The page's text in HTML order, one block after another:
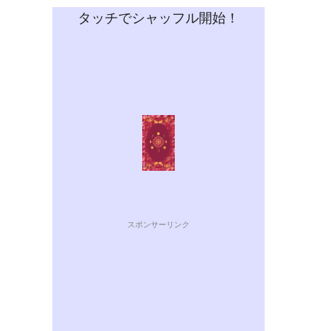
タッチでシャッフル開始！
スポンサーリンク